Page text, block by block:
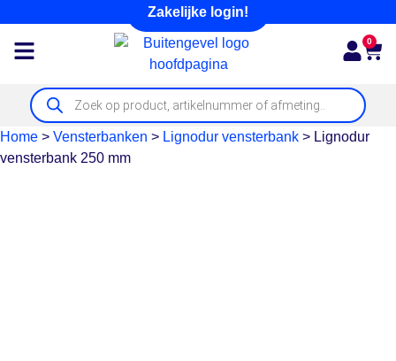
Zakelijke login!
0
Home > Vensterbanken > Lignodur vensterbank > Lignodur
vensterbank 250 mm